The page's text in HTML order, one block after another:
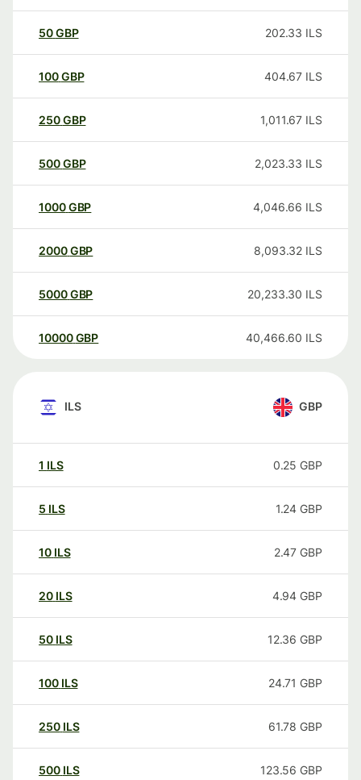
50GBP 202.33 ILS
100GBP 404.67 ILS
250GBP 1,011.67 ILS
500GBP 2,023.33 ILS
1000GBP 4,046.66 ILS
2000GBP 8,093.32 ILS
5000GBP 20,233.30 ILS
10000 GBP 40,466.60 ILS
ILS GBP
1 ILS 0.25 GBP
5 ILS 1.24 GBP
10 ILS 2.47 GBP
20 ILS 4.94 GBP
50 ILS 12.36 GBP
100 ILS 24.71 GBP
250 ILS 61.78 GBP
500 ILS 123.56 GBP